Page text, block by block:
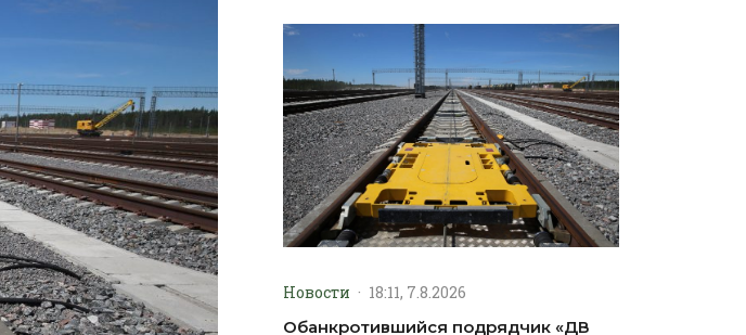
Новости · 18:11, 7.8.2026
Обанкротившийся подрядчик «ДВ